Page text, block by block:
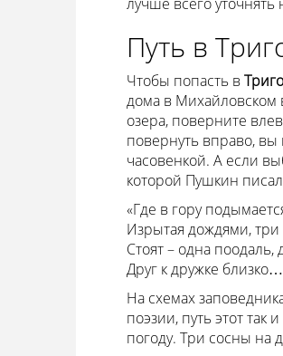
Путь в
Чтобы попасть в
дома в Михайловском
озера, поверните
повернуть вправо,
часовенкой. А если
которой Пушкин
«Где в гору
Изрытая дождями,
Стоят – одна поодаль,
Друг к дружке
На схемах
поэзии, путь этот так
погоду. Три сосны на